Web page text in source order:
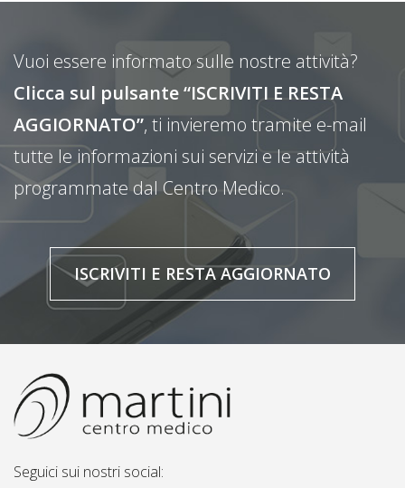
Vuoi essere informato sulle nostre attività?
Clicca sul pulsante “ISCRIVITI E RESTA
AGGIORNATO”, ti invieremo tramite e-mail
tutte le informazioni sui servizi e le attività
programmate dal Centro Medico.
ISCRIVITI E RESTA AGGIORNATO
Seguici sui nostri social: